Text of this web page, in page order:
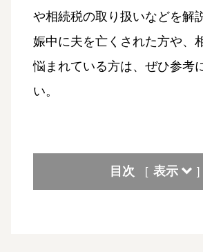
や相続税の取り扱いなどを解
娠中に夫を亡くされた方や、
悩まれている方は、ぜひ参考
い。
目次 [ 表示 ]